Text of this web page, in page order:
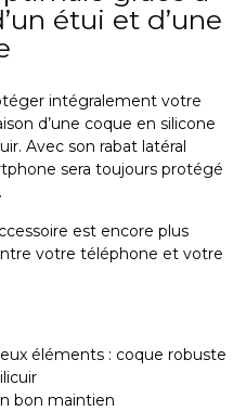
étui et d’une
intégralement votre
d’une coque en silicone
Avec son rabat latéral
sera toujours protégé
est encore plus
votre téléphone et votre
éléments : coque robuste
bon maintien